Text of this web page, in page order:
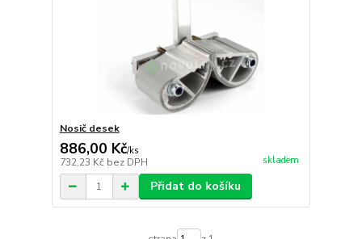
Nosič desek
886,00 Kč/ks
732,23 Kč bez DPH skladem
Přidat do košíku